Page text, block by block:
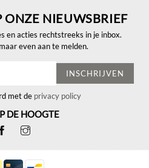
ONZE NIEUWSBRIEF
en acties rechtstreeks in je inbox.
even aan te melden.
INSCHRIJVEN
met de privacy policy
DE HOOGTE